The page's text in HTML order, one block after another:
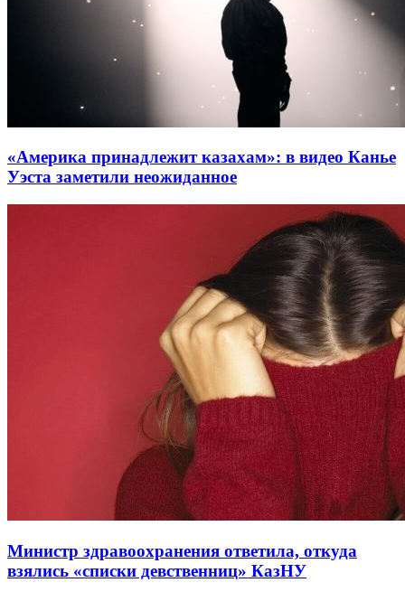
«Америка принадлежит казахам»: в видео Канье
Уэста заметили неожиданное
Министр здравоохранения ответила, откуда
взялись «списки девственниц» КазНУ